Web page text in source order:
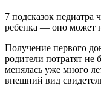
7 подсказок педиатра
ребенка — оно может
Получение первого
родители потратят не
менялась уже много
внешний вид